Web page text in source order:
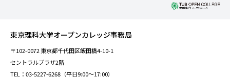
東京理科大学オープンカレッジ事務局
〒102-0072 東京都千代田区飯田橋4-10-1
セントラルプラザ2階
TEL：03-5227-6268（平日9:00～17:00）